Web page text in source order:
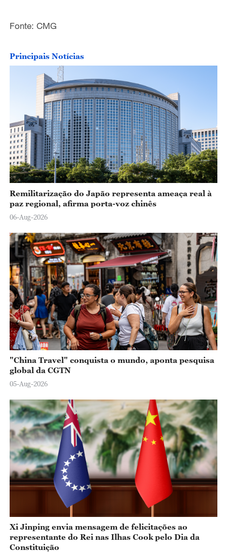
i
d
e
o
Fonte: CMG
Principais Notícias
Remilitarização do Japão representa ameaça real à
paz regional, afirma porta-voz chinês
06-Aug-2026
"China Travel" conquista o mundo, aponta pesquisa
global da CGTN
05-Aug-2026
Xi Jinping envia mensagem de felicitações ao
representante do Rei nas Ilhas Cook pelo Dia da
Constituição